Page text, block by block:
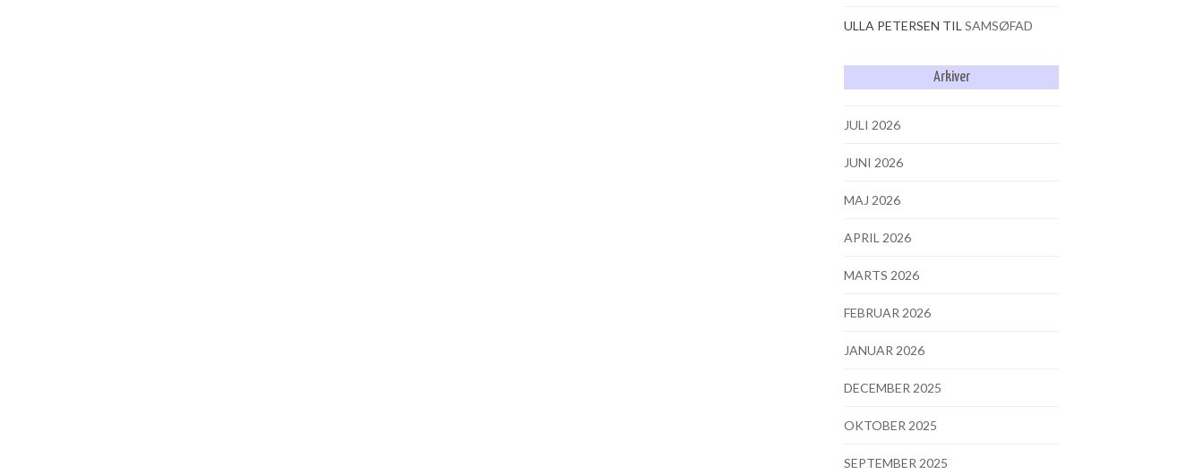
ULLA PETERSEN TIL SAMSØFAD
Arkiver
JULI 2026
JUNI 2026
MAJ 2026
APRIL 2026
MARTS 2026
FEBRUAR 2026
JANUAR 2026
DECEMBER 2025
OKTOBER 2025
SEPTEMBER 2025